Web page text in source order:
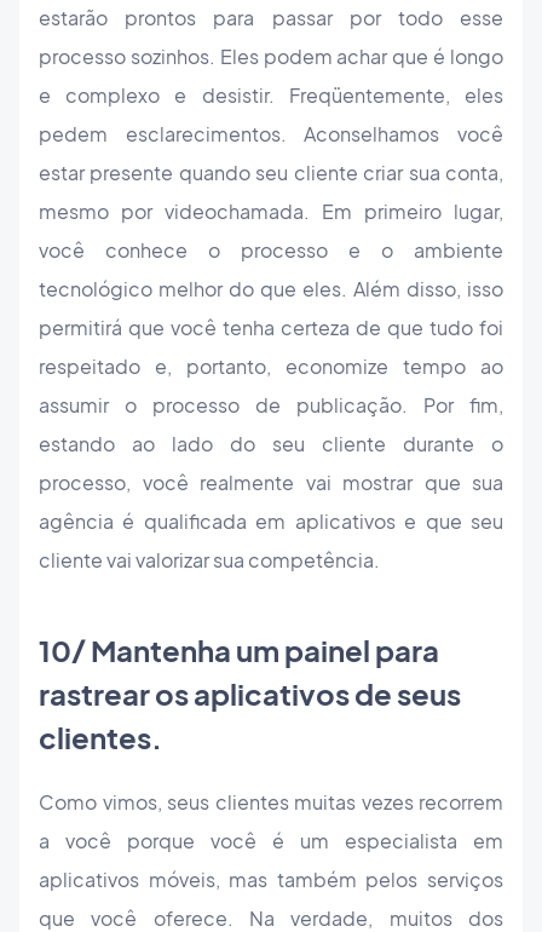
estarão prontos para passar por todo esse
processo sozinhos. Eles podem achar que é longo
e complexo e desistir. Freqüentemente, eles
pedem esclarecimentos. Aconselhamos você
estar presente quando seu cliente criar sua conta,
mesmo por videochamada. Em primeiro lugar,
você conhece o processo e o ambiente
tecnológico melhor do que eles. Além disso, isso
permitirá que você tenha certeza de que tudo foi
respeitado e, portanto, economize tempo ao
assumir o processo de publicação. Por fim,
estando ao lado do seu cliente durante o
processo, você realmente vai mostrar que sua
agência é qualificada em aplicativos e que seu
cliente vai valorizar sua competência.
10/ Mantenha um painel para
rastrear os aplicativos de seus
clientes.
Como vimos, seus clientes muitas vezes recorrem
a você porque você é um especialista em
aplicativos móveis, mas também pelos serviços
que você oferece. Na verdade, muitos dos